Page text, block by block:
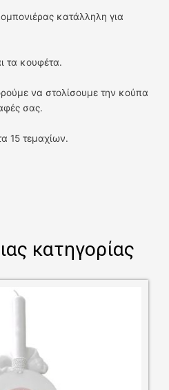
κατάλληλη για
τα κουφέτα.
να στολίσουμε την κούπα
σας.
15 τεμαχίων.
κατηγορίας